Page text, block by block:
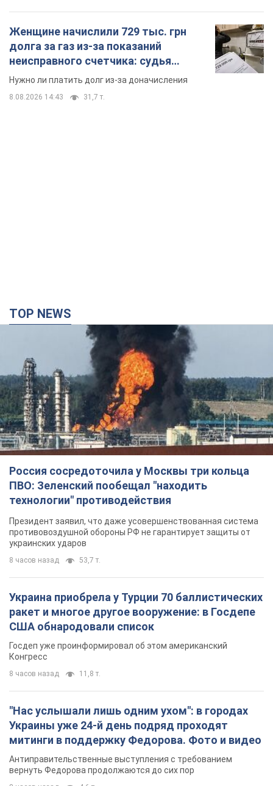
Женщине начислили 729 тыс. грн
долга за газ из-за показаний
неисправного счетчика: судья
вынес неожиданное решение
Нужно ли платить долг из-за доначисления
8.08.2026 14:43 31,7 т.
TOP NEWS
Россия сосредоточила у Москвы три кольца
ПВО: Зеленский пообещал "находить
технологии" противодействия
Президент заявил, что даже усовершенствованная система
противовоздушной обороны РФ не гарантирует защиты от
украинских ударов
8 часов назад 53,7 т.
Украина приобрела у Турции 70 баллистических
ракет и многое другое вооружение: в Госдепе
США обнародовали список
Госдеп уже проинформировал об этом американский
Конгресс
8 часов назад 11,8 т.
"Нас услышали лишь одним ухом": в городах
Украины уже 24-й день подряд проходят
митинги в поддержку Федорова. Фото и видео
Антиправительственные выступления с требованием
вернуть Федорова продолжаются до сих пор